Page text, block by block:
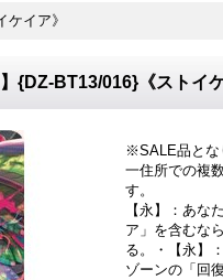
イア》
BT13/016}《ストイケ
※SALE品とな
一住所での複
す。
【永】：あな
ア」を含むな
る。・【永】
ゾーンの「回